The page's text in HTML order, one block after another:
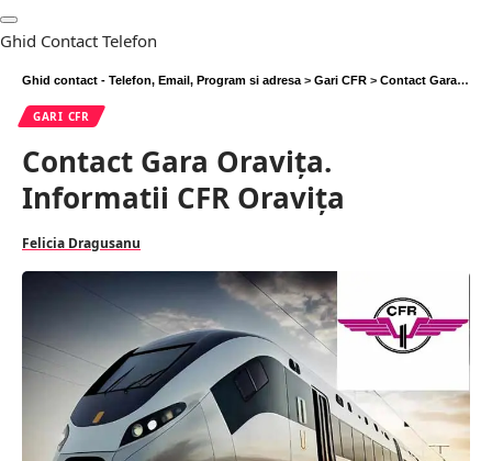
Ghid Contact Telefon
Ghid contact - Telefon, Email, Program si adresa > Gari CFR > Contact Gara Oravița. Informatii CFR Oravița
GARI CFR
Contact Gara Oravița.
Informatii CFR Oravița
Felicia Dragusanu